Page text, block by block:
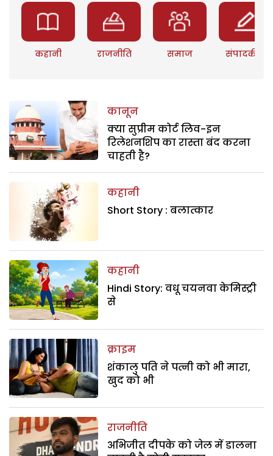
कहानी राजनीति समाज संपादकीय
कानून
क्या सुप्रीम कोर्ट लिव-इन
रिलेशनशिप का रास्ता बंद करना
चाहती है?
कहानी
Short Story : बलात्कार
कहानी
Hindi Story: वधू चयनवा केमिस्ट्री
से
क्राइम
शंकालु पति ने पत्नी को भी मारा,
खुद को भी
राजनीति
अभिजीत दीपके को जेल में डालना